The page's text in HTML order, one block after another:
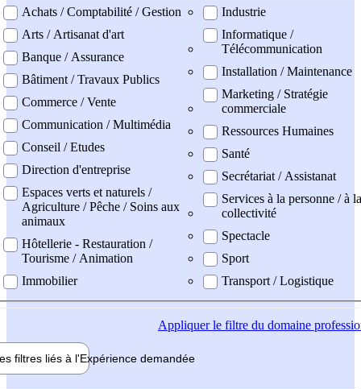
professionel
Achats / Comptabilité / Gestion
Arts / Artisanat d'art
Banque / Assurance
Bâtiment / Travaux Publics
Commerce / Vente
Communication / Multimédia
Conseil / Etudes
Direction d'entreprise
Espaces verts et naturels /
Agriculture / Pêche / Soins aux
animaux
Hôtellerie - Restauration /
Tourisme / Animation
Immobilier
Industrie
Informatique /
Télécommunication
Installation / Maintenance
Marketing / Stratégie
commerciale
Ressources Humaines
Santé
Secrétariat / Assistanat
Services à la personne / à la
collectivité
Spectacle
Sport
Transport / Logistique
Appliquerle filtre du domaine
filtres liés à l'Expérience demandée